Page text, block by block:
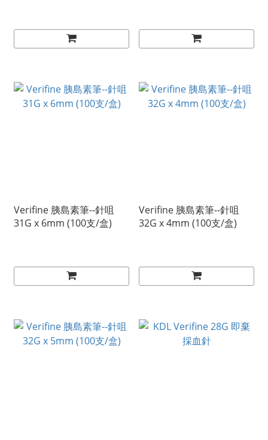
Verifine 胰島素筆--針咀
31G x 6mm (100支/盒)
Verifine 胰島素筆--針咀
32G x 4mm (100支/盒)